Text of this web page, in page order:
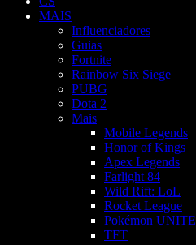
MAIS
Influenciadores
Guias
Fortnite
Rainbow Six Siege
PUBG
Dota 2
Mais
Mobile Legends
Honor of Kings
Apex Legends
Farlight 84
Wild Rift: LoL
Rocket League
Pokémon UNITE
TFT